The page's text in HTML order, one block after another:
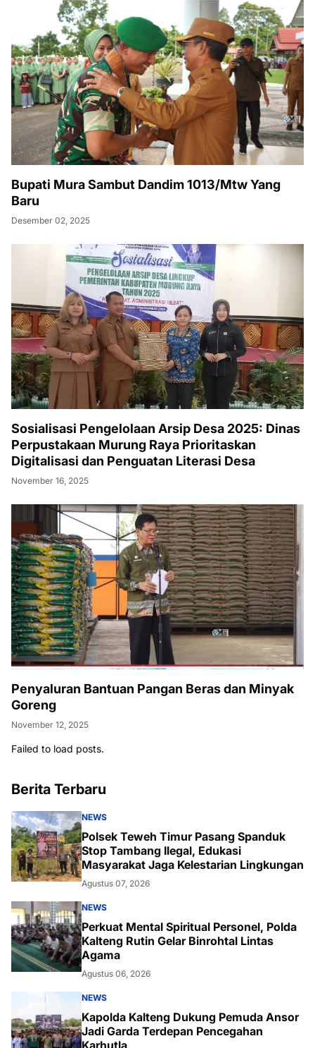
Bupati Mura Sambut Dandim 1013/Mtw Yang
Baru
Desember 02, 2025
Sosialisasi Pengelolaan Arsip Desa 2025: Dinas
Perpustakaan Murung Raya Prioritaskan
Digitalisasi dan Penguatan Literasi Desa
November 16, 2025
Penyaluran Bantuan Pangan Beras dan Minyak
Goreng
November 12, 2025
Failed to load posts.
Berita Terbaru
NEWS
Polsek Teweh Timur Pasang Spanduk
Stop Tambang Ilegal, Edukasi
Masyarakat Jaga Kelestarian Lingkungan
Agustus 07, 2026
NEWS
Perkuat Mental Spiritual Personel, Polda
Kalteng Rutin Gelar Binrohtal Lintas
Agama
Agustus 06, 2026
NEWS
Kapolda Kalteng Dukung Pemuda Ansor
Jadi Garda Terdepan Pencegahan
Karhutla